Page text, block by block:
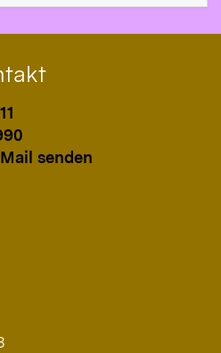
senden